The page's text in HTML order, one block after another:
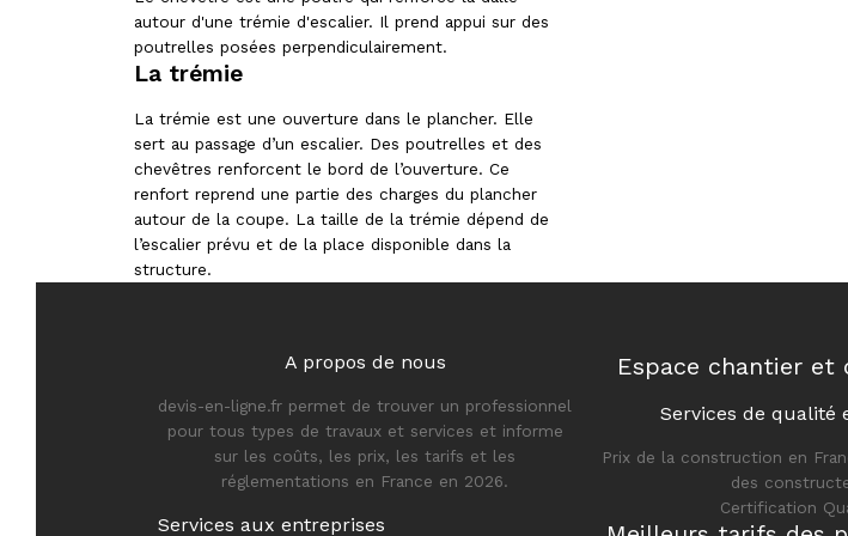
autour d'une trémie d'escalier. Il prend appui sur des
poutrelles posées perpendiculairement.
La trémie
La trémie est une ouverture dans le plancher. Elle
sert au passage d’un escalier. Des poutrelles et des
chevêtres renforcent le bord de l’ouverture. Ce
renfort reprend une partie des charges du plancher
autour de la coupe. La taille de la trémie dépend de
l’escalier prévu et de la place disponible dans la
structure.
A propos de nous
devis-en-ligne.fr permet de trouver un professionnel
pour tous types de travaux et services et informe
sur les coûts, les prix, les tarifs et les
réglementations en France en 2026.
Services aux entreprises
Espace chantier et
Services de qualité
Prix de la construction en
des
Certification